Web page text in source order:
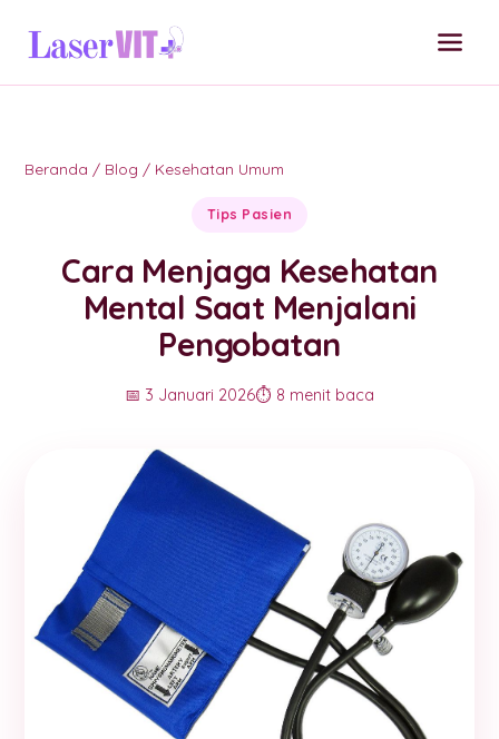
Beranda / Blog / Kesehatan Umum
Tips Pasien
Cara Menjaga Kesehatan
Mental Saat Menjalani
Pengobatan
📅 3 Januari 2026⏱️ 8 menit baca